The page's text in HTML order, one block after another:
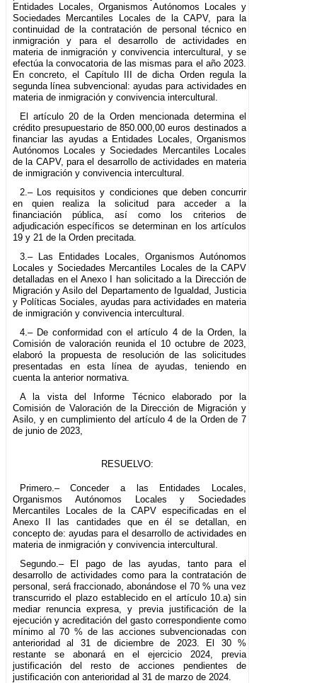
Entidades Locales, Organismos Autónomos Locales y
Sociedades Mercantiles Locales de la CAPV, para la
continuidad de la contratación de personal técnico en
inmigración y para el desarrollo de actividades en
materia de inmigración y convivencia intercultural, y se
efectúa la convocatoria de las mismas para el año 2023.
En concreto, el Capítulo III de dicha Orden regula la
segunda línea subvencional: ayudas para actividades en
materia de inmigración y convivencia intercultural.
El artículo 20 de la Orden mencionada determina el
crédito presupuestario de 850.000,00 euros destinados a
financiar las ayudas a Entidades Locales, Organismos
Autónomos Locales y Sociedades Mercantiles Locales
de la CAPV, para el desarrollo de actividades en materia
de inmigración y convivencia intercultural.
2.– Los requisitos y condiciones que deben concurrir
en quien realiza la solicitud para acceder a la
financiación pública, así como los criterios de
adjudicación específicos se determinan en los artículos
19 y 21 de la Orden precitada.
3.– Las Entidades Locales, Organismos Autónomos
Locales y Sociedades Mercantiles Locales de la CAPV
detalladas en el Anexo I han solicitado a la Dirección de
Migración y Asilo del Departamento de Igualdad, Justicia
y Políticas Sociales, ayudas para actividades en materia
de inmigración y convivencia intercultural.
4.– De conformidad con el artículo 4 de la Orden, la
Comisión de valoración reunida el 10 octubre de 2023,
elaboró la propuesta de resolución de las solicitudes
presentadas en esta línea de ayudas, teniendo en
cuenta la anterior normativa.
A la vista del Informe Técnico elaborado por la
Comisión de Valoración de la Dirección de Migración y
Asilo, y en cumplimiento del artículo 4 de la Orden de 7
de junio de 2023,
RESUELVO:
Primero.– Conceder a las Entidades Locales,
Organismos Autónomos Locales y Sociedades
Mercantiles Locales de la CAPV especificadas en el
Anexo II las cantidades que en él se detallan, en
concepto de: ayudas para el desarrollo de actividades en
materia de inmigración y convivencia intercultural.
Segundo.– El pago de las ayudas, tanto para el
desarrollo de actividades como para la contratación de
personal, será fraccionado, abonándose el 70 % una vez
transcurrido el plazo establecido en el artículo 10.a) sin
mediar renuncia expresa, y previa justificación de la
ejecución y acreditación del gasto correspondiente como
mínimo al 70 % de las acciones subvencionadas con
anterioridad al 31 de diciembre de 2023. El 30 %
restante se abonará en el ejercicio 2024, previa
justificación del resto de acciones pendientes de
justificación con anterioridad al 31 de marzo de 2024.